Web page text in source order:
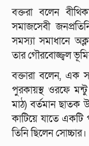
বক্তরা বলেন
সমাজসেবী
সমস্যা সমাধানে
তার গৌরবোজ্জ্বল
বক্তারা বলেন, এক
পুরকায়স্থ ওরফে
মাঠ) বর্তমান ছাতক
কাটিয়ে যাতে একটি
তিনি ছিলেন সোচ্চার।